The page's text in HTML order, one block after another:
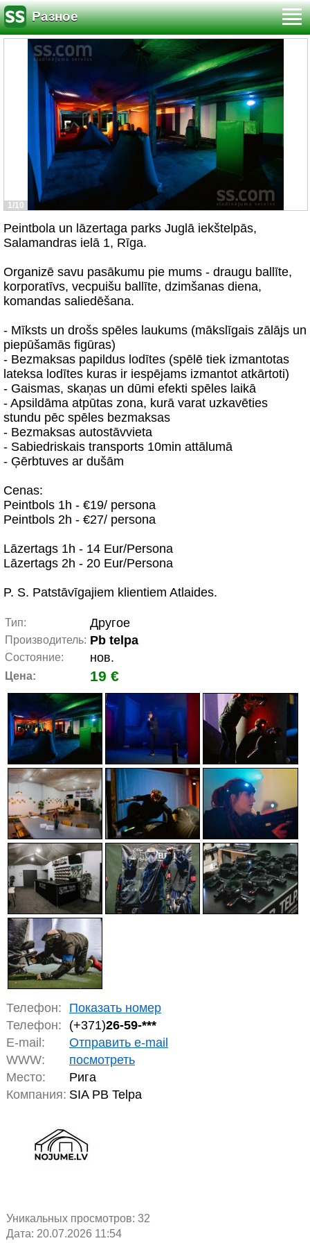
Разное
1/10
Peintbola un lāzertaga parks Juglā iekštelpās,
Salamandras ielā 1, Rīga.
Organizē savu pasākumu pie mums - draugu ballīte,
korporatīvs, vecpuišu ballīte, dzimšanas diena,
komandas saliedēšana.
- Mīksts un drošs spēles laukums (mākslīgais zālājs un
piepūšamās figūras)
- Bezmaksas papildus lodītes (spēlē tiek izmantotas
lateksa lodītes kuras ir iespējams izmantot atkārtoti)
- Gaismas, skaņas un dūmi efekti spēles laikā
- Apsildāma atpūtas zona, kurā varat uzkavēties
stundu pēc spēles bezmaksas
- Bezmaksas autostāvvieta
- Sabiedriskais transports 10min attālumā
- Ģērbtuves ar dušām
Cenas:
Peintbols 1h - €19/ persona
Peintbols 2h - €27/ persona
Lāzertags 1h - 14 Eur/Persona
Lāzertags 2h - 20 Eur/Persona
P. S. Patstāvīgajiem klientiem Atlaides.
Тип: Другое
Производитель: Pb telpa
Состояние: нов.
Цена: 19 €
Телефон:
Показать номер
Телефон:
(+371)26-59-***
E-mail:
Отправить e-mail
WWW:
посмотреть
Место:
Рига
Компания: SIA PB Telpa
Уникальных просмотров: 32
Дата: 20.07.2026 11:54